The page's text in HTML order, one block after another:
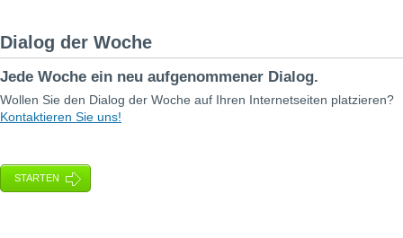
Dialog der Woche
Jede Woche ein neu aufgenommener Dialog.
Wollen Sie den Dialog der Woche auf Ihren Internetseiten platzieren?
Kontaktieren Sie uns!
STARTEN